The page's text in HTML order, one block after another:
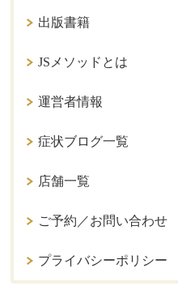
出版書籍
JSメソッドとは
運営者情報
症状ブログ一覧
店舗一覧
ご予約／お問い合わせ
プライバシーポリシー